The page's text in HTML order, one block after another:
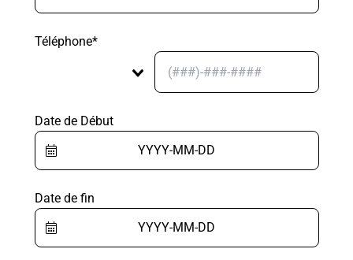
Téléphone*
Date de Début
Date de fin